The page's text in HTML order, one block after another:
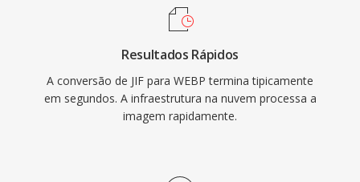
Resultados Rápidos
A conversão de JIF para WEBP termina tipicamente
em segundos. A infraestrutura na nuvem processa a
imagem rapidamente.